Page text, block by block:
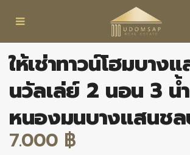
ให้เช่าทาวน์โฮมบาง
นวัลเล่ย์ 2 นอน 3 น้
หนองมนบางแสนช
7.000 ฿